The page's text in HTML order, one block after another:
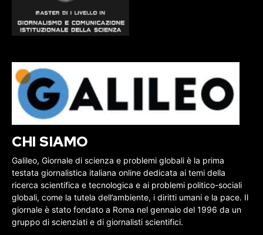
CHI SIAMO
Galileo, Giornale di scienza e problemi globali è la prima
testata giornalistica italiana online dedicata ai temi della
ricerca scientifica e tecnologica e ai problemi politico-sociali
globali, come la tutela dell’ambiente, i diritti umani e la pace. Il
giornale è stato fondato a Roma nel gennaio del 1996 da un
gruppo di scienziati e di giornalisti scientifici.